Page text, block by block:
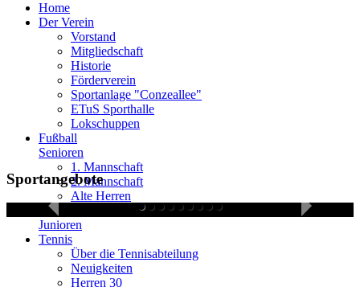
Home
Der Verein
Vorstand
Mitgliedschaft
Historie
Förderverein
Sportanlage "Conzeallee"
ETuS Sporthalle
Lokschuppen
Fußball
Senioren
1. Mannschaft
2. Mannschaft
Alte Herren
Fußball
Junioren
Tennis
Über die Tennisabteilung
Neuigkeiten
Herren 30
SportangeboteSenioren-Fußball
Jugendfußball
Badminton
Seniorenturnen
Eltern - Kind - Turnen
Leichtathletik